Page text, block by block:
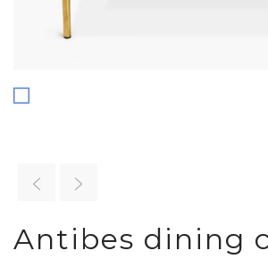
Antibes dining